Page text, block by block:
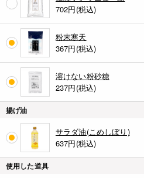
702円(税込)
粉末寒天
367円(税込)
溶けない粉砂糖
237円(税込)
揚げ油
サラダ油(こめしぼり)
637円(税込)
使用した道具